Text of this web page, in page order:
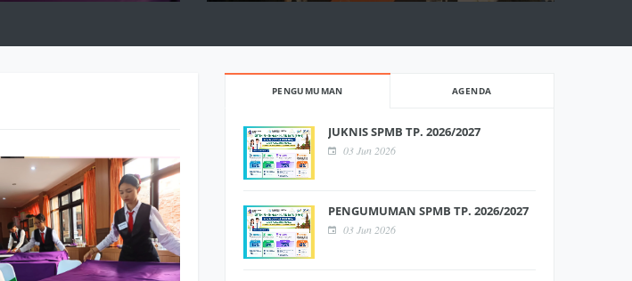
PENGUMUMAN AGENDA
JUKNIS SPMB TP. 2026/2027
03 Jun 2026
PENGUMUMAN SPMB TP. 2026/2027
03 Jun 2026